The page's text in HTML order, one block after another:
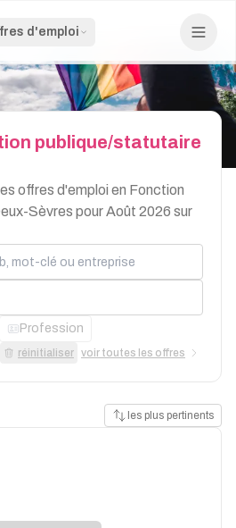
d'emploi
publique/statutaire
offres d'emploi en Fonction
Sèvres pour Août 2026 sur
clé ou entreprise
Profession
réinitialiser voir toutes les offres
les plus pertinents